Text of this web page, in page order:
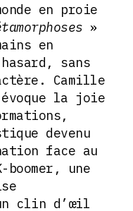
en proie
»
en
sans
Camille
la joie
devenu
face au
une
clin d’œil